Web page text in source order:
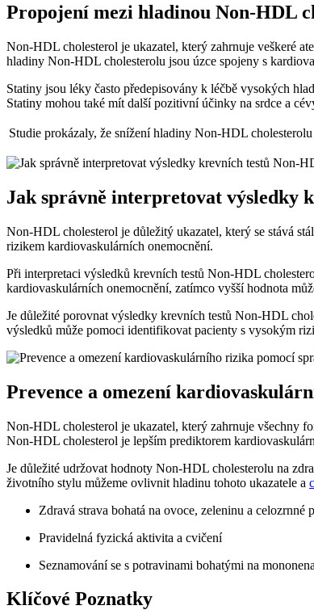
Propojení mezi hladinou Non-HDL
Non-HDL cholesterol je ukazatel, který zahrnuje veškeré
hladiny Non-HDL cholesterolu jsou úzce spojeny s
Statiny jsou léky často předepisovány k léčbě vysokých
Statiny mohou také mít další pozitivní účinky na srdce a
Studie prokázaly, že snížení hladiny Non-HDL
Jak správně interpretovat výsledky
Non-HDL cholesterol je důležitý ukazatel, který se⁣ stává
rizikem⁢ kardiovaskulárních onemocnění.
Při interpretaci výsledků krevních testů Non-HDL
kardiovaskulárních onemocnění, zatímco vyšší hodnota
Je důležité porovnat výsledky krevních testů Non-HDL
výsledků může pomoci identifikovat pacienty s ​vysokým
Prevence a omezení
Non-HDL cholesterol je ukazatel,‍ který zahrnuje všechny
Non-HDL cholesterol je lepším prediktorem
Je důležité udržovat hodnoty Non-HDL cholesterolu ⁢na
životního stylu můžeme⁤ ovlivnit hladinu tohoto ukazatele a
Zdravá ‍strava bohatá na ovoce, zeleninu a celozrnné
Pravidelná fyzická aktivita a⁤ cvičení
Seznamování se​ s ‍potravinami ⁢bohatými na​
Klíčové Poznatky